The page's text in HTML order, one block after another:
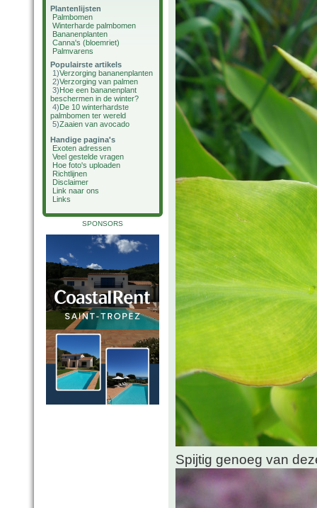
Plantenlijsten
Palmbomen
Winterharde palmbomen
Bananenplanten
Canna's (bloemriet)
Palmvarens
Populairste artikels
1)Verzorging bananenplanten
2)Verzorging van palmen
3)Hoe een bananenplant
beschermen in de winter?
4)De 10 winterhardste
palmbomen ter wereld
5)Zaaien van avocado
Handige pagina's
Exoten adressen
Veel gestelde vragen
Hoe foto's uploaden
Richtlijnen
Disclaimer
Link naar ons
Links
SPONSORS
Spijtig genoeg van